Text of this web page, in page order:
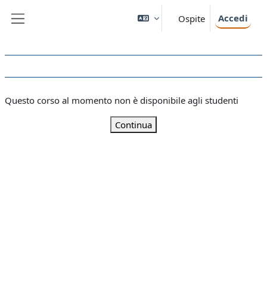
Ospite Accedi
Questo corso al momento non è disponibile agli studenti
Continua